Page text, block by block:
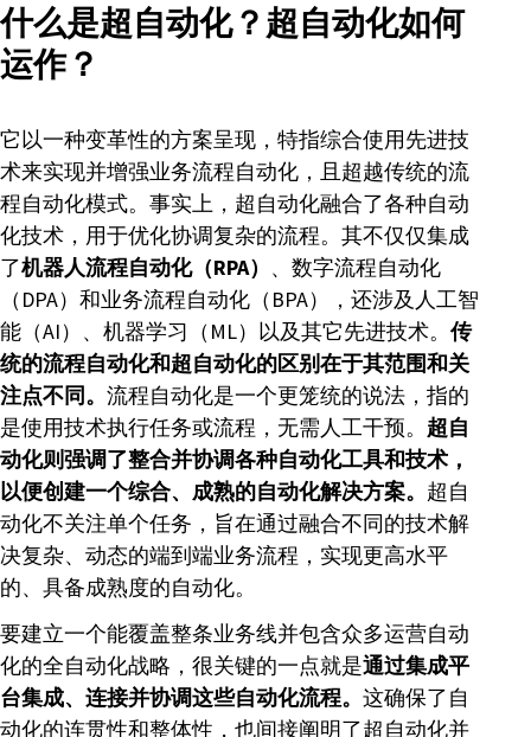
什么是超自动化？超自动化如何
运作？
它以一种变革性的方案呈现，特指综合使用先进技
术来实现并增强业务流程自动化，且超越传统的流
程自动化模式。事实上，超自动化融合了各种自动
化技术，用于优化协调复杂的流程。其不仅仅集成
了机器人流程自动化（RPA） 、数字流程自动化
（DPA）和业务流程自动化（BPA），还涉及人工智
能（AI）、机器学习（ML）以及其它先进技术。 传
统的流程自动化和超自动化的区别在于其范围和关
注点不同。 流程自动化是一个更笼统的说法，指的
是使用技术执行任务或流程，无需人工干预。 超自
动化则强调了整合并协调各种自动化工具和技术，
以便创建一个综合、成熟的自动化解决方案。 超自
动化不关注单个任务，旨在通过融合不同的技术解
决复杂、动态的端到端业务流程，实现更高水平
的、具备成熟度的自动化。
要建立一个能覆盖整条业务线并包含众多运营自动
化的全自动化战略，很关键的一点就是通过集成平
台集成、连接并协调这些自动化流程。 这确保了自
动化的连贯性和整体性，也间接阐明了超自动化并